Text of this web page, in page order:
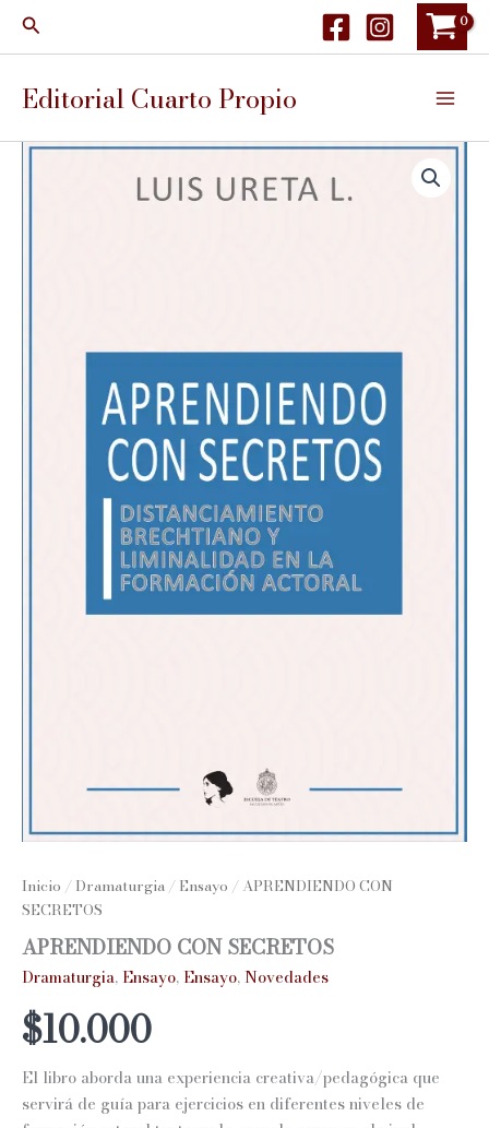
Buscar
Editorial Cuarto Propio
Inicio / Dramaturgia / Ensayo / APRENDIENDO CON
SECRETOS
APRENDIENDO CON SECRETOS
Dramaturgia, Ensayo, Ensayo,Novedades
$10.000
El libro aborda una experiencia creativa/pedagógica que
servirá de guía para ejercicios en diferentes niveles de